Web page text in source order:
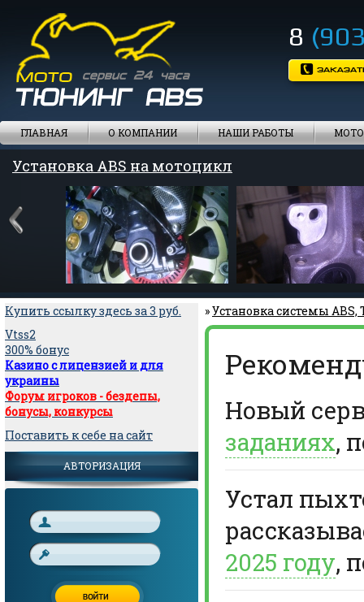
8
ГЛАВНАЯ О КОМПАНИИ НАШИ РАБОТЫ
Установка ABS на мотоцикл
Купить ссылку здесь за3 руб.
Vtss2
300% бонус
Казино с лицензией и для
украины
Форум игроков - бездепы,
бонусы, конкурсы
Поставить к себе на сайт
АВТОРИЗАЦИЯ
»Установка системы
Новый
заданиях,
Устал
2025 году,